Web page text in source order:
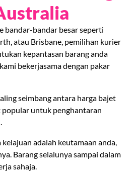
bandar-bandar besar seperti
atau Brisbane, pemilihan kurier
kepantasan barang anda
bekerjasama dengan pakar
seimbang antara harga bajet
popular untuk penghantaran
kelajuan adalah keutamaan anda,
Barang selalunya sampai dalam
sahaja.